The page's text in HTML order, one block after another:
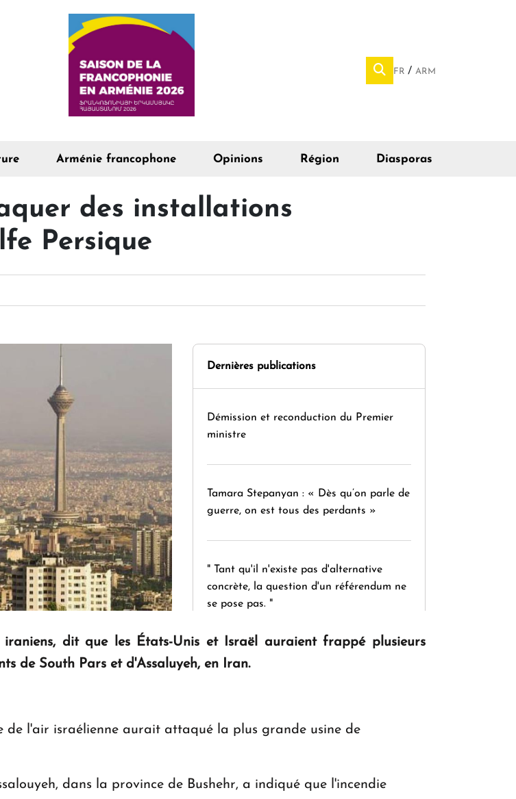
FR ARM
Arménie francophone Opinions Région Diasporas
des installations
Persique
Dernières publications
Démission et reconduction du Premier
ministre
Tamara Stepanyan : « Dès qu’on parle de
guerre, on est tous des perdants »
" Tant qu'il n'existe pas d'alternative
concrète, la question d'un référendum ne
se pose pas. "
KASA : 30 ans d'audace, de résilience et
Le premier hôtel Hyatt Regency
dit que les États-Unis et Israël auraient frappé plusieurs
de South Pars et d'Assaluyeh, en Iran.
de l'air israélienne aurait attaqué la plus grande usine de
dans la province de Bushehr, a indiqué que l'incendie